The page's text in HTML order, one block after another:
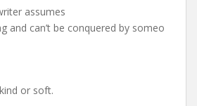
assumes
and can’t be conquered by someo
or soft.